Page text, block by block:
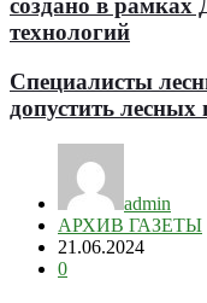
создано в рамках
технологий
Специалисты
допустить
admin
АРХИВ ГАЗЕТЫ
21.06.2024
0